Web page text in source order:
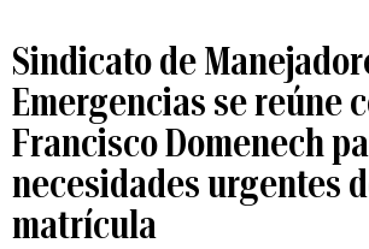
Sindicato de
Emergencias se reúne
Francisco Domenech
necesidades urgentes
matrícula